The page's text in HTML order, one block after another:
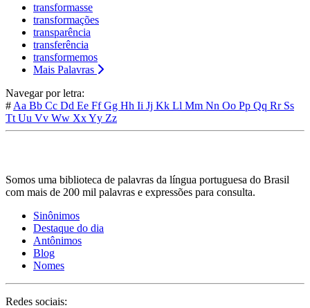
transformasse
transformações
transparência
transferência
transformemos
Mais Palavras
Navegar por letra:
# Aa Bb Cc Dd Ee FfGg Hh Ii Jj Kk Ll Mm Nn Oo Pp Qq Rr Ss
Tt Uu Vv Ww XxYy Zz
Somos uma biblioteca de palavras da língua portuguesa do Brasil
com mais de 200 mil palavras e expressões para consulta.
Sinônimos
Destaque do dia
Antônimos
Blog
Nomes
Redes sociais: